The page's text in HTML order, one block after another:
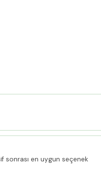
sonrası en uygun seçenek